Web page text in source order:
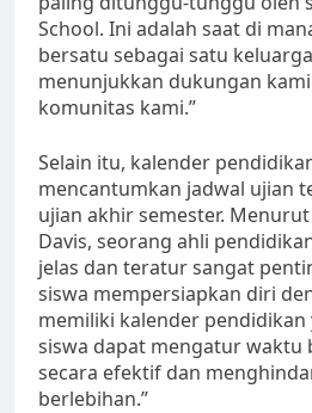
School. Ini adalah saat di
bersatu sebagai satu
menunjukkan dukungan
komunitas kami.”
Selain itu, kalender
mencantumkan jadwal ujian
ujian akhir semester.
Davis, seorang ahli
jelas dan teratur sangat
siswa mempersiapkan diri
memiliki kalender
siswa dapat mengatur waktu
secara efektif dan
berlebihan.”